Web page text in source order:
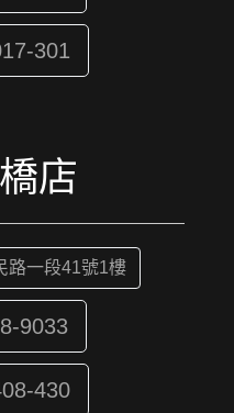
301
店
路一段41號1樓
9033
430